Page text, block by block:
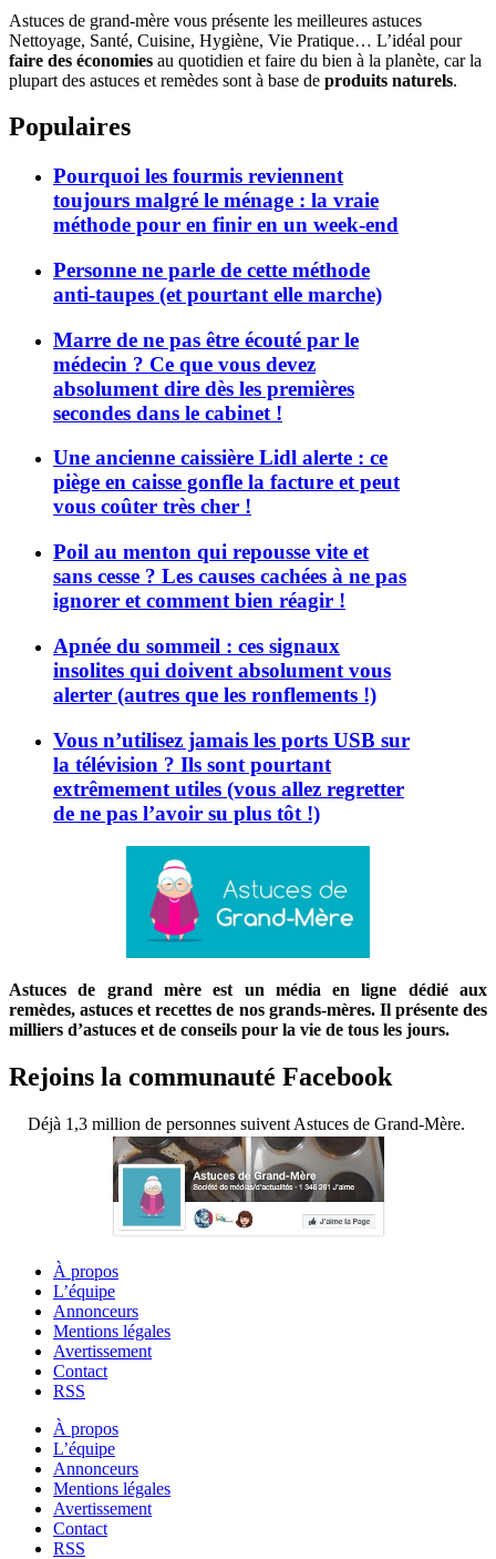
Astuces de grand-mère vous présente les meilleures astuces
Nettoyage, Santé, Cuisine, Hygiène, Vie Pratique… L’idéal pour
faire des économies au quotidien et faire du bien à la planète, car la
plupart des astuces et remèdes sont à base de produits naturels.
Populaires
Pourquoi les fourmis reviennent
toujours malgré le ménage : la vraie
méthode pour en finir en un week-end
Personne ne parle de cette méthode
anti-taupes (et pourtant elle marche)
Marre de ne pas être écouté par le
médecin ? Ce que vous devez
absolument dire dès les premières
secondes dans le cabinet !
Une ancienne caissière Lidl alerte : ce
piège en caisse gonfle la facture et peut
vous coûter très cher !
Poil au menton qui repousse vite et
sans cesse ? Les causes cachées à ne pas
ignorer et comment bien réagir !
Apnée du sommeil : ces signaux
insolites qui doivent absolument vous
alerter (autres que les ronflements !)
Vous n’utilisez jamais les ports USB sur
la télévision ? Ils sont pourtant
extrêmement utiles (vous allez regretter
de ne pas l’avoir su plus tôt !)
Astuces de grand mère est un média en ligne dédié aux
remèdes, astuces et recettes de nos grands-mères. Il présente des
milliers d’astuces et de conseils pour la vie de tous les jours.
Rejoins la communauté Facebook
Déjà 1,3 million de personnes suivent Astuces de Grand-Mère.
À propos
L’équipe
Annonceurs
Mentions légales
Avertissement
Contact
RSS
À propos
L’équipe
Annonceurs
Mentions légales
Avertissement
Contact
RSS